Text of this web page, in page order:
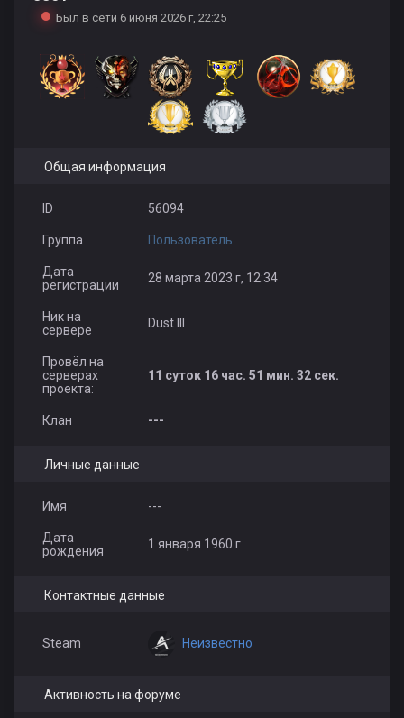
Был в сети 6 июня 2026 г, 22:25
Общая информация
ID 56094
Группа Пользователь
Дата
регистрации
28 марта 2023 г, 12:34
Ник на
сервере
Dust III
Провёл на
серверах
проекта:
11 суток 16 час. 51 мин. 32 сек.
Клан ---
Личные данные
Имя ---
Дата
рождения
1 января 1960 г
Контактные данные
Steam Неизвестно
Активность на форуме